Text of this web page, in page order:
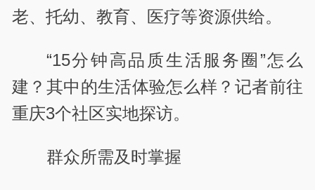
老、托幼、教育、医疗等资源供给。
“15分钟高品质生活服务圈”怎么
建？其中的生活体验怎么样？记者前往
重庆3个社区实地探访。
群众所需及时掌握